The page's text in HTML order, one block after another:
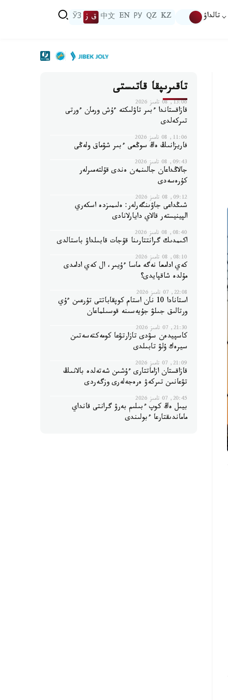
تالداۋ KZ
QZ
РУ
EN
中文 ق ز ЎЗ
تاقىرىپقا قاتىستى
13:06, 08 تامىز 2026
قازاقستاندا ءبىر تاۋلىكتە ءۇش ورمان ءورتى
تىركەلدى
11:06, 08 تامىز 2026
فاريزانىڭ ەڭ سوڭعى ءبىر شۋماق ولەڭى
09:43, 08 تامىز 2026
جالاڭداعان جالىنمەن ەندى قۇلتەمىرلەر
كۇرەسەدى
09:12, 08 تامىز 2026
شىڭداعى جاۋىنگەرلەر: ەلىمىزدە اسكەري
الپينيستەر قالاي دايارلانادى
08:40, 08 تامىز 2026
اكىمدىك گرانتتارىنا قۇجات قابىلداۋ باستالدى
08:10, 08 تامىز 2026
كەي ادامعا نەگە ماسا ءۇيىر، ال كەي ادامدى
مۇلدە شاقپايدى؟
22:08, 07 تامىز 2026
استانادا 10 نان استام كوپقاباتتى تۇرعىن ءۇي
ورتالىق جىلۋ جۇيەسىنە قوسىلماعان
21:30, 07 تامىز 2026
كاسپيدەن سۋدى تازارتۋعا كومەكتەسەتىن
سيرەك ۇلۋ تابىلدى
21:09, 07 تامىز 2026
قازاقستان ازاماتتارى ءۇشىن شەتەلدە بالانىڭ
تۋعانىن تىركەۋ ەرەجەلەرى وزگەردى
20:45, 07 تامىز 2026
بيىل ەڭ كوپ ءبىلىم بەرۋ گرانتى قانداي
ماماندىقتارعا ءبولىندى